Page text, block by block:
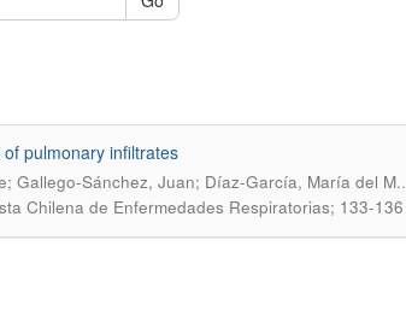
pulmonary infiltrates
Gallego-Sánchez, Juan; Díaz-García, María del M..
Chilena de Enfermedades Respiratorias; 133-136